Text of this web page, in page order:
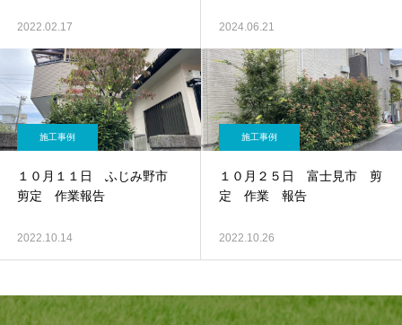
2022.02.17 2024.06.21
施工事例
１０月１１日 ふじみ野市
剪定 作業報告
2022.10.14
施工事例
１０月２５日 富士見市 剪
定 作業 報告
2022.10.26